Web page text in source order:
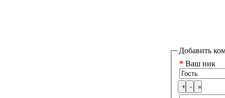
Добавить
* Ваш ник